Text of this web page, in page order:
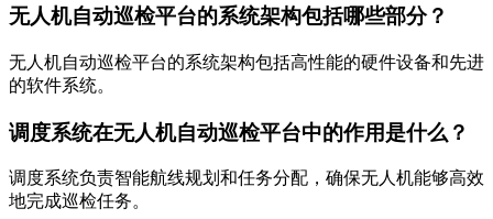
无人机自动巡检平台的系统架构包括哪些部分？
无人机自动巡检平台的系统架构包括高性能的硬件设备和先进
的软件系统。
调度系统在无人机自动巡检平台中的作用是什么？
调度系统负责智能航线规划和任务分配，确保无人机能够高效
地完成巡检任务。